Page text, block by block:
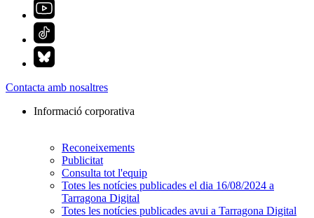
Contacta amb nosaltres
Informació corporativa
Reconeixements
Publicitat
Consulta tot l'equip
Totes les notícies publicades el dia 16/08/2024 a
Tarragona Digital
Totes les notícies publicades avui a Tarragona Digital